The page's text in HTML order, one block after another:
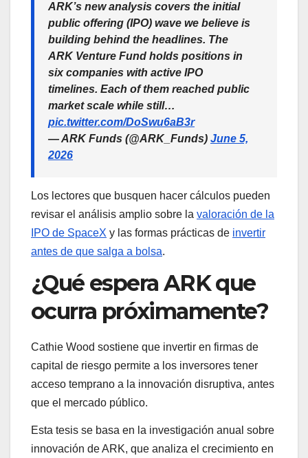
ARK’s new analysis covers the initial
public offering (IPO) wave we believe is
building behind the headlines. The
ARK Venture Fund holds positions in
six companies with active IPO
timelines. Each of them reached public
market scale while still…
pic.twitter.com/DoSwu6aB3r
— ARK Funds (@ARK_Funds) June 5,
2026
Los lectores que busquen hacer cálculos pueden
revisar el análisis amplio sobre la valoración de la
IPO de SpaceX y las formas prácticas de invertir
antes de que salga a bolsa.
¿Qué espera ARK que
ocurra próximamente?
Cathie Wood sostiene que invertir en firmas de
capital de riesgo permite a los inversores tener
acceso temprano a la innovación disruptiva, antes
que el mercado público.
Esta tesis se basa en la investigación anual sobre
innovación de ARK, que analiza el crecimiento en